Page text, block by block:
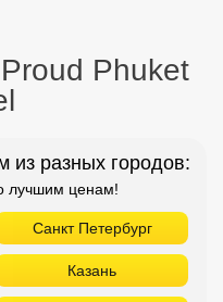
Phuket
из разных городов:
лучшим ценам!
Санкт Петербург
Казань